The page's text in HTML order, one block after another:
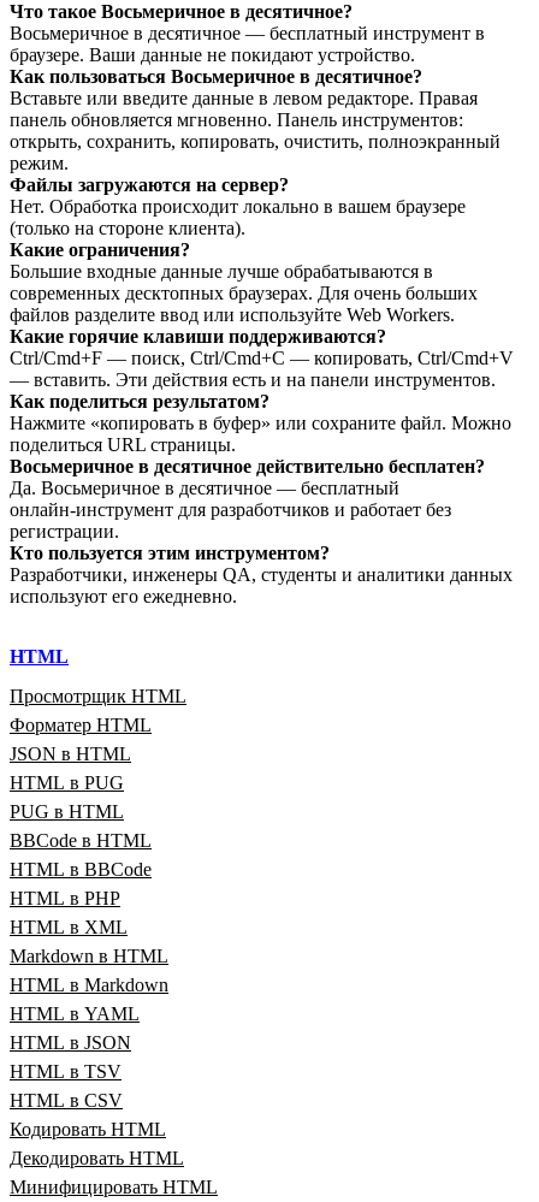
Что такое Восьмеричное в десятичное?
Восьмеричное в десятичное — бесплатный инструмент в
браузере. Ваши данные не покидают устройство.
Как пользоваться Восьмеричное в десятичное?
Вставьте или введите данные в левом редакторе. Правая
панель обновляется мгновенно. Панель инструментов:
открыть, сохранить, копировать, очистить, полноэкранный
режим.
Файлы загружаются на сервер?
Нет. Обработка происходит локально в вашем браузере
(только на стороне клиента).
Какие ограничения?
Большие входные данные лучше обрабатываются в
современных десктопных браузерах. Для очень больших
файлов разделите ввод или используйте Web Workers.
Какие горячие клавиши поддерживаются?
Ctrl/Cmd+F — поиск, Ctrl/Cmd+C — копировать, Ctrl/Cmd+V
— вставить. Эти действия есть и на панели инструментов.
Как поделиться результатом?
Нажмите «копировать в буфер» или сохраните файл. Можно
поделиться URL страницы.
Восьмеричное в десятичное действительно бесплатен?
Да. Восьмеричное в десятичное — бесплатный
онлайн‑инструмент для разработчиков и работает без
регистрации.
Кто пользуется этим инструментом?
Разработчики, инженеры QA, студенты и аналитики данных
используют его ежедневно.
HTML
Просмотрщик HTML
Форматер HTML
JSON в HTML
HTML в PUG
PUG в HTML
BBCode в HTML
HTML в BBCode
HTML в PHP
HTML в XML
Markdown в HTML
HTML в Markdown
HTML в YAML
HTML в JSON
HTML в TSV
HTML в CSV
Кодировать HTML
Декодировать HTML
Минифицировать HTML